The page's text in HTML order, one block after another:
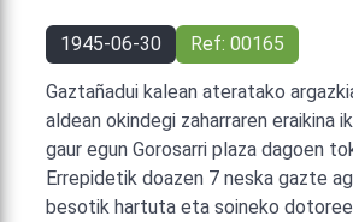
1945-06-30 Ref: 00165
Gaztañadui kalean ateratako
aldean okindegi zaharraren eraikina
gaur egun Gorosarri plaza dagoen
Errepidetik doazen 7 neska gazte
besotik hartuta eta soineko